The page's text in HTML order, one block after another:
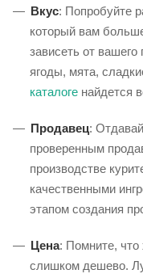
Вкус: Попробуйте
который вам
зависеть от
ягоды, мята,
каталоге найдется
Продавец:
проверенным
производстве
качественными
этапом создания
Цена: Помните, что
слишком дешево.